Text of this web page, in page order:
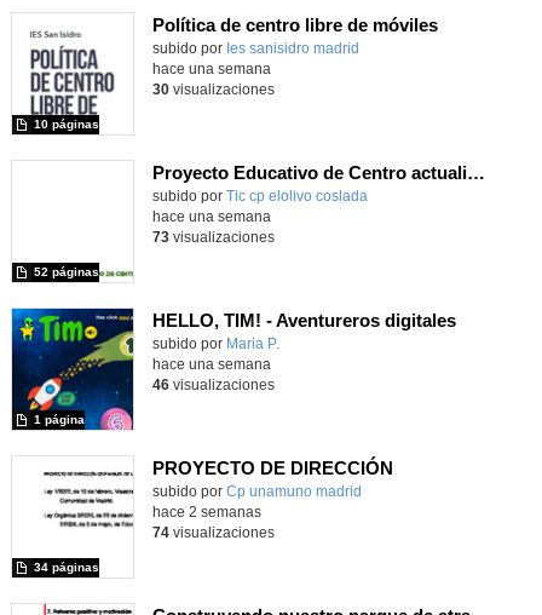
Política de centro libre de móviles
subido por Ies sanisidro madrid
10 páginas
hace una semana
30visualizaciones
Proyecto Educativo de Centro actualizado 2026
subido por Tic cp elolivo coslada
52 páginas
hace una semana
73visualizaciones
HELLO, TIM! - Aventureros digitales
Contenido educativo.
subido por Maria P.
1 página
hace una semana
46visualizaciones
PROYECTO DE DIRECCIÓN
Contenido educativo.
subido por Cp unamuno madrid
34 páginas
hace 2 semanas
74visualizaciones